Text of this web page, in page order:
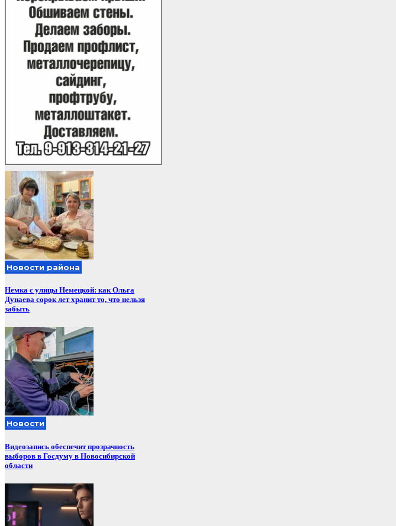
Новости района
Немка с улицы Немецкой: как Ольга
Дунаева сорок лет хранит то, что нельзя
забыть
Новости
Видеозапись обеспечит прозрачность
выборов в Госдуму в Новосибирской
области